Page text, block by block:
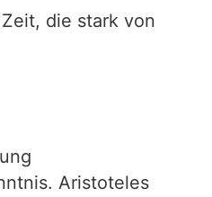
die stark von
Aristoteles